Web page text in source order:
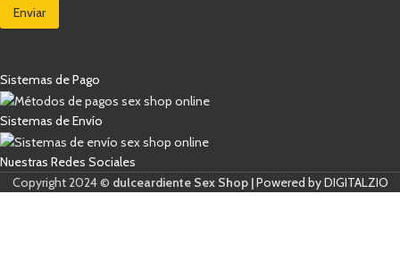
c
n
i
c
o
*
e
c
t
r
ó
n
c
l
d
e
v
e
r
i
f
c
Enviar
Sistemas de Pago
Sistemas de Envío
Nuestras Redes Sociales
Copyright 2024 © dulceardiente Sex Shop |Powered by DIGITALZIO